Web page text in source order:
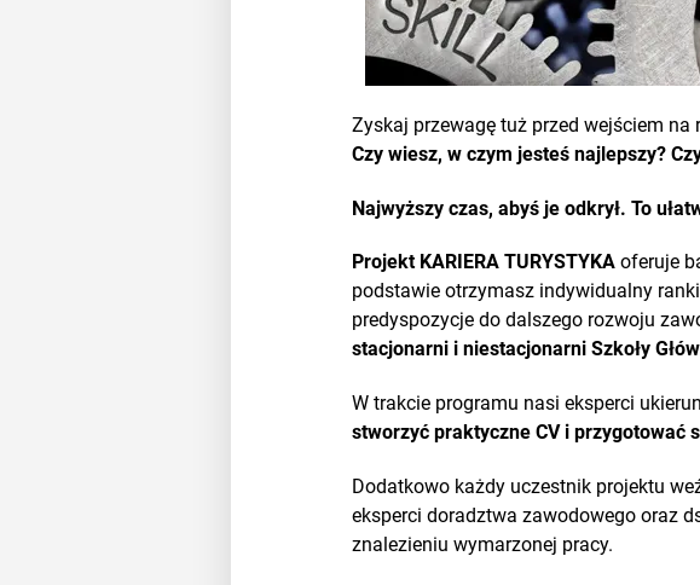
Zyskaj przewagę tuż przed wejściem
Czy wiesz, w czym jesteś najlepszy?
Najwyższy czas, abyś je odkrył. To
Projekt KARIERA TURYSTYKA oferuje
podstawie otrzymasz indywidualny
predyspozycje do dalszego rozwoju
stacjonarni i niestacjonarni Szkoły
W trakcie programu nasi eksperci
stworzyć praktyczne CV i przygotować
Dodatkowo każdy uczestnik projektu
eksperci doradztwa zawodowego oraz
znalezieniu wymarzonej pracy.